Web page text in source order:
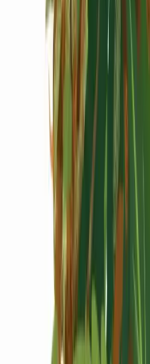
Cannabis Extrakte